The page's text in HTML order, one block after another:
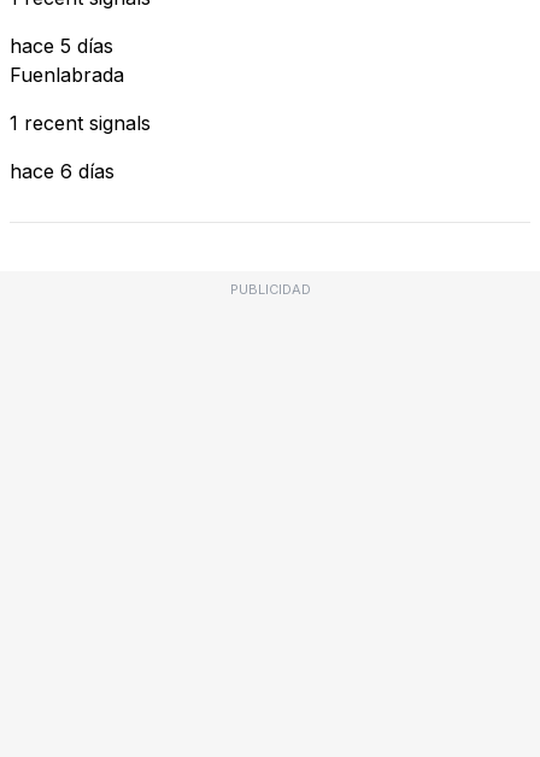
hace 5 días
Fuenlabrada
1 recent signals
hace 6 días
PUBLICIDAD